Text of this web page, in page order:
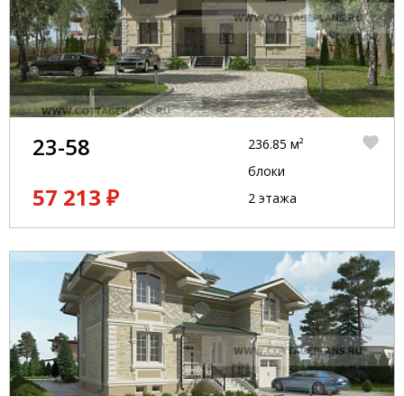
23-58
57 213 ₽
236.85 м²
блоки
2 этажа